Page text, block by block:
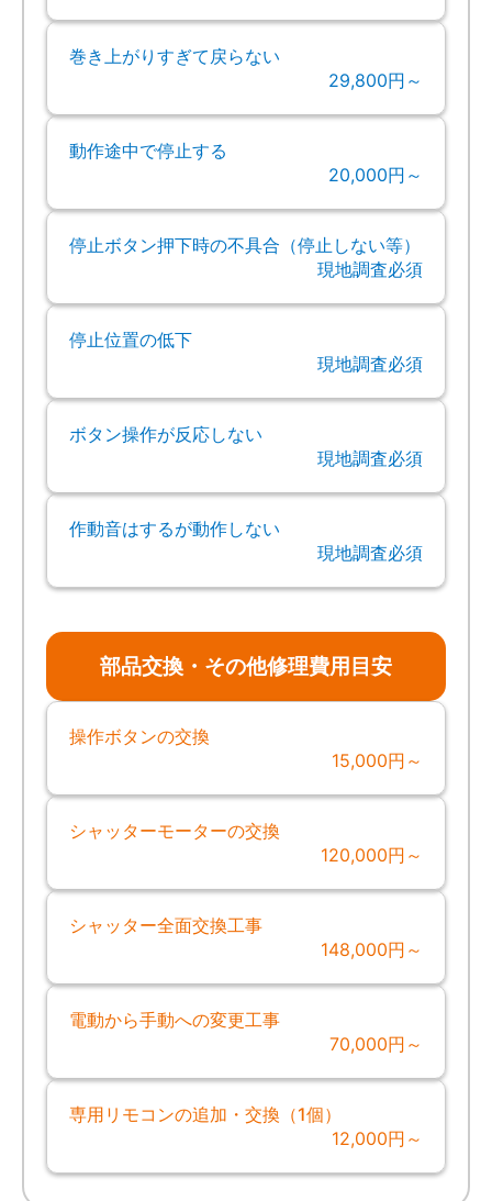
巻き上がりすぎて戻らない
29,800円～
動作途中で停止する
20,000円～
停止ボタン押下時の不具合（停止しない等）
現地調査必須
停止位置の低下
現地調査必須
ボタン操作が反応しない
現地調査必須
作動音はするが動作しない
現地調査必須
部品交換・その他修理費用目安
操作ボタンの交換
15,000円～
シャッターモーターの交換
120,000円～
シャッター全面交換工事
148,000円～
電動から手動への変更工事
70,000円～
専用リモコンの追加・交換（1個）
12,000円～